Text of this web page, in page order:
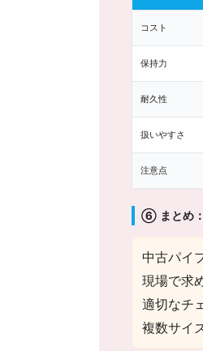
コスト
保持力
耐久性
扱いやすさ
注意点
⑥ まとめ：
中古パイ
現場で求
適切なチ
複数サイ